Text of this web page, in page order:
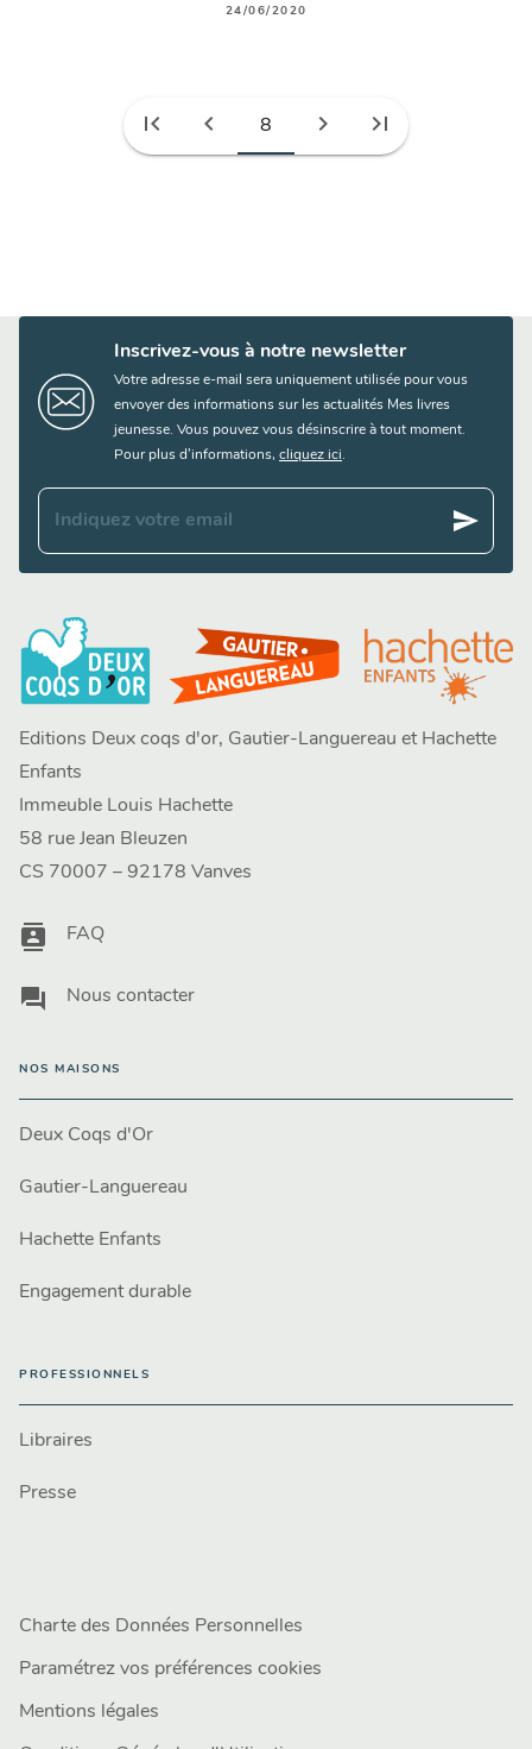
24/06/2020
first_page chevron_left 8 chevron_right last_page
Inscrivez-vous à notre newsletter
Votre adresse e-mail sera uniquement utilisée pour vous
envoyer des informations sur les actualités Mes livres
jeunesse. Vous pouvez vous désinscrire à tout moment.
Pour plus d’informations, cliquez ici.
Indiquez votre email send
Editions Deux coqs d'or, Gautier-Languereau et Hachette
Enfants
Immeuble Louis Hachette
58 rue Jean Bleuzen
CS 70007 – 92178 Vanves
contacts FAQ
question_answer Nous contacter
NOS MAISONS
Deux Coqs d'Or
Gautier-Languereau
Hachette Enfants
Engagement durable
PROFESSIONNELS
Libraires
Presse
Charte des Données Personnelles
Paramétrez vos préférences cookies
Mentions légales